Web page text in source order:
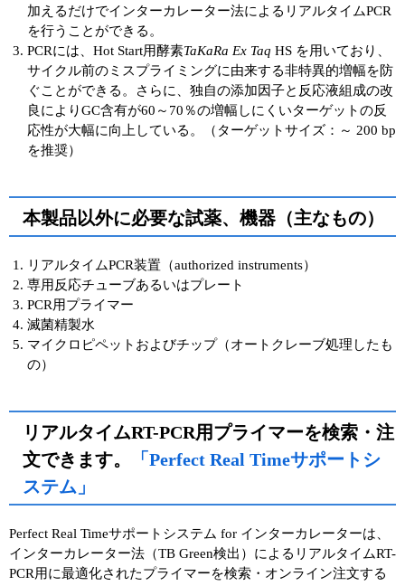
加えるだけでインターカレーター法によるリアルタイムPCR
を行うことができる。
PCRには、Hot Start用酵素TaKaRa Ex Taq HS を用いており、
サイクル前のミスプライミングに由来する非特異的増幅を防
ぐことができる。さらに、独自の添加因子と反応液組成の改
良によりGC含有が60～70％の増幅しにくいターゲットの反
応性が大幅に向上している。（ターゲットサイズ：～ 200 bp
を推奨）
本製品以外に必要な試薬、機器（主なもの）
リアルタイムPCR装置（authorized instruments）
専用反応チューブあるいはプレート
PCR用プライマー
滅菌精製水
マイクロピペットおよびチップ（オートクレーブ処理したも
の）
リアルタイムRT-PCR用プライマーを検索・注
文できます。
「Perfect Real Timeサポートシ
ステム」
Perfect Real Timeサポートシステム for インターカレーターは、
インターカレーター法（TB Green検出）によるリアルタイムRT-
PCR用に最適化されたプライマーを検索・オンライン注文する